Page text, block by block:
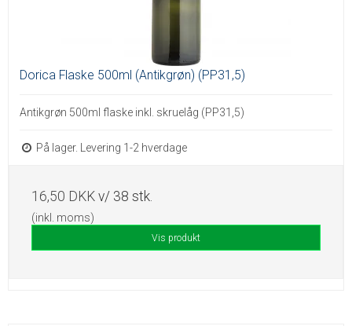
Dorica Flaske 500ml (Antikgrøn) (PP31,5)
Antikgrøn 500ml flaske inkl. skruelåg (PP31,5)
På lager. Levering 1-2 hverdage
16,50 DKK v/ 38 stk.
(inkl. moms)
Vis produkt